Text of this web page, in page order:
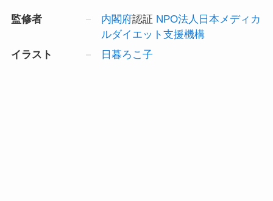
監修者 内閣府認証 NPO法人日本メディカ
ルダイエット支援機構
イラスト
日暮ろこ子